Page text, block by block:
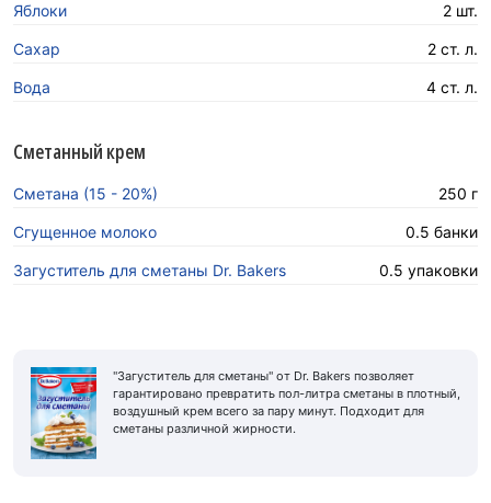
Яблоки 2 шт.
Сахар 2 ст. л.
Вода 4 ст. л.
Сметанный крем
Сметана (15 - 20%) 250 г
Сгущенное молоко 0.5 банки
Загуститель для сметаны Dr. Bakers 0.5 упаковки
"Загуститель для сметаны" от Dr. Bakers позволяет
гарантировано превратить пол-литра сметаны в плотный,
воздушный крем всего за пару минут. Подходит для
сметаны различной жирности.